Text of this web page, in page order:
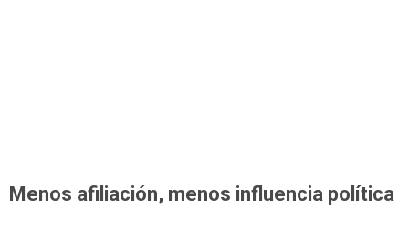
Menos afiliación, menos influencia política